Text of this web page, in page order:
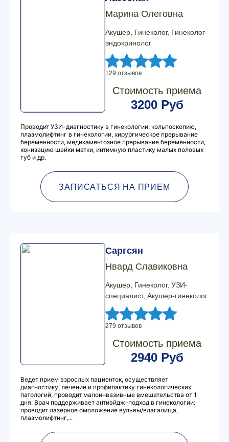
Марина Олеговна
Акушер, Гинеколог, Гинеколог-
эндокринолог
129 отзывов
Стоимость приема
3200 Руб
Проводит УЗИ-диагностику в гинекологии, кольпоскопию,
плазмолифтинг в гинекологии, хирургическое прерывание
беременности, медикаментозное прерывание беременности,
конизацию шейки матки, интимную пластику малых половых
губ и др.
ЗАПИСАТЬСЯ НА ПРИЕМ
Саргсян
Нвард Славиковна
Акушер, Гинеколог, УЗИ-
специалист, Акушер-гинеколог
279 отзывов
Стоимость приема
2940 Руб
Ведет прием взрослых пациенток, осуществляет
диагностику, лечение и профилактику гинекологических
патологий, проводит малоинвазивные вмешательства от 1
дня. Врач поддерживает антиэйдж-подход в гинекологии:
проводит лазерное омоложение вульвы/влагалища,
плазмолифтинг,...